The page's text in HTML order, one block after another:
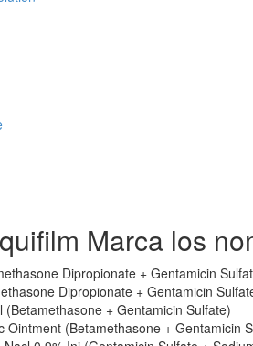
Marca los
Dipropionate + Gentamicin
Dipropionate + Gentamicin
(Betamethasone + Gentamicin Sulfate)
Ointment (Betamethasone + Gentamicin